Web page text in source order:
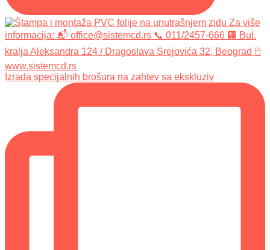
Izrada specijalnih brošura na zahtev sa ekskluziv